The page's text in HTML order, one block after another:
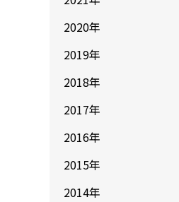
2020年
2019年
2018年
2017年
2016年
2015年
2014年